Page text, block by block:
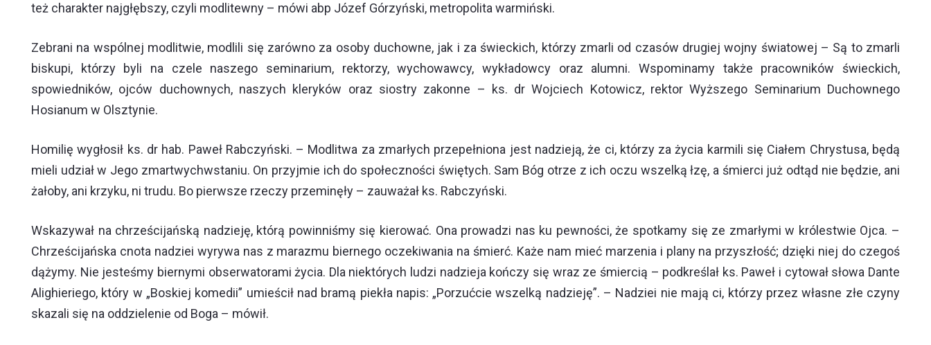
też charakter najgłębszy, czyli modlitewny – mówi abp Józef Górzyński, metropolita warmiński.
Zebrani na wspólnej modlitwie, modlili się zarówno za osoby duchowne, jak i za świeckich, którzy zmarli od czasów drugiej wojny światowej – Są to zmarli
biskupi, którzy byli na czele naszego seminarium, rektorzy, wychowawcy, wykładowcy oraz alumni. Wspominamy także pracowników świeckich,
spowiedników, ojców duchownych, naszych kleryków oraz siostry zakonne – ks. dr Wojciech Kotowicz, rektor Wyższego Seminarium Duchownego
Hosianum w Olsztynie.
Homilię wygłosił ks. dr hab. Paweł Rabczyński. – Modlitwa za zmarłych przepełniona jest nadzieją, że ci, którzy za życia karmili się Ciałem Chrystusa, będą
mieli udział w Jego zmartwychwstaniu. On przyjmie ich do społeczności świętych. Sam Bóg otrze z ich oczu wszelką łzę, a śmierci już odtąd nie będzie, ani
żałoby, ani krzyku, ni trudu. Bo pierwsze rzeczy przeminęły – zauważał ks. Rabczyński.
Wskazywał na chrześcijańską nadzieję, którą powinniśmy się kierować. Ona prowadzi nas ku pewności, że spotkamy się ze zmarłymi w królestwie Ojca. –
Chrześcijańska cnota nadziei wyrywa nas z marazmu biernego oczekiwania na śmierć. Każe nam mieć marzenia i plany na przyszłość; dzięki niej do czegoś
dążymy. Nie jesteśmy biernymi obserwatorami życia. Dla niektórych ludzi nadzieja kończy się wraz ze śmiercią – podkreślał ks. Paweł i cytował słowa Dante
Alighieriego, który w „Boskiej komedii” umieścił nad bramą piekła napis: „Porzućcie wszelką nadzieję”. – Nadziei nie mają ci, którzy przez własne złe czyny
skazali się na oddzielenie od Boga – mówił.